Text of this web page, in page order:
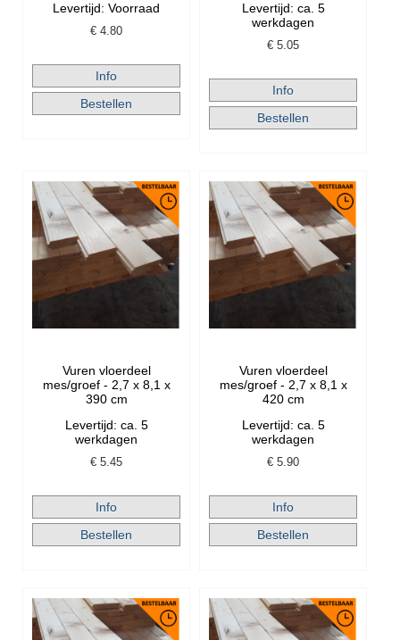
Levertijd: Voorraad
€4.80
Levertijd: ca. 5
werkdagen
€5.05
Vuren vloerdeel
mes/groef - 2,7 x 8,1 x
390 cm
Levertijd: ca. 5
werkdagen
€5.45
Vuren vloerdeel
mes/groef - 2,7 x 8,1 x
420 cm
Levertijd: ca. 5
werkdagen
€5.90